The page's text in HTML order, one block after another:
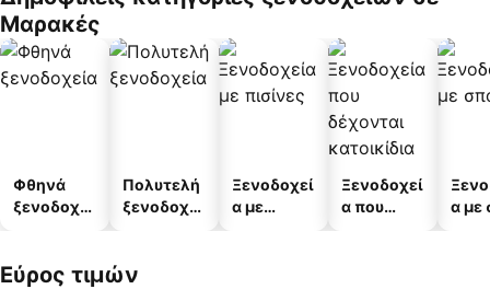
Μαρακές
Φθηνά
ξενοδοχεί
Πολυτελή
ξενοδοχεί
Ξενοδοχεί
α με
Ξενοδοχεί
α που
α με
Εύρος τιμών